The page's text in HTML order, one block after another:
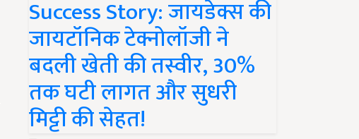
Success Story: जायडेक्स की
जायटॉनिक टेक्नोलॉजी ने
बदली खेती की तस्वीर, 30%
तक घटी लागत और सुधरी
मिट्टी की सेहत!